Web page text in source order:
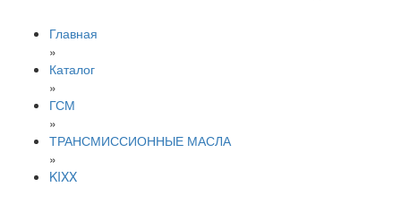
Главная
»
Каталог
»
ГСМ
»
ТРАНСМИССИОННЫЕ МАСЛА
»
KIXX